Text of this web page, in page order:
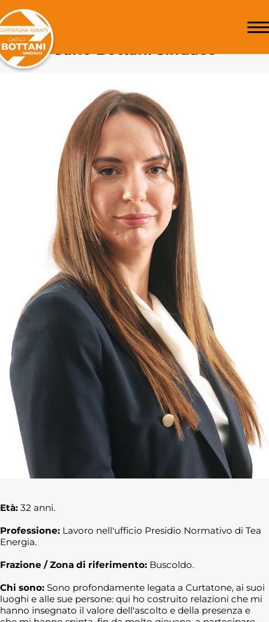
Sofia Pantani
Candidato consigliere Curtatone
Avanti Carlo Bottani Sindaco
Età: 32 anni.
Professione: Lavoro nell'ufficio Presidio Normativo di Tea
Energia.
Frazione / Zona di riferimento: Buscoldo.
Chi sono: Sono profondamente legata a Curtatone, ai suoi
luoghi e alle sue persone: qui ho costruito relazioni che mi
hanno insegnato il valore dell'ascolto e della presenza e